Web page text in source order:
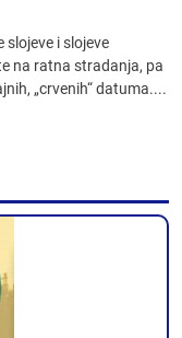
i slojeve
na ratna stradanja, pa
„crvenih“ datuma....